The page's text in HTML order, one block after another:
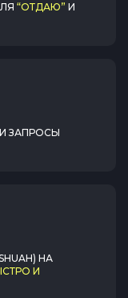
“ОТДАЮ” И
ЗАПРОСЫ
НА
И